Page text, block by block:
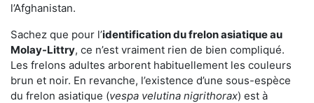
l’Afghanistan.
Sachez que pour l’identification du frelon asiatiqueau
Molay-Littry, ce n’est vraiment rien de bien compliqué.
Les frelons adultes arborent habituellement les couleurs
brun et noir. En revanche, l’existence d’une sous-espèce
du frelon asiatique (vespa velutina nigrithorax) est à